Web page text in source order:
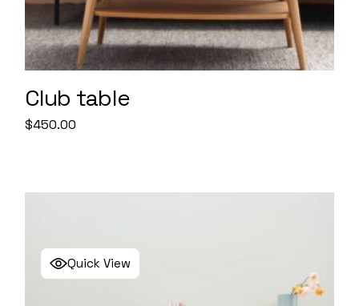
Club table
$450.00
Quick View